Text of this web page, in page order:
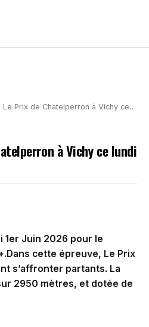
Prix de Chatelperron à Vichy ce lundi 1er Juin 2026.
à Vichy ce lundi
1er Juin 2026 pour le
cette épreuve, Le Prix
s’affronter partants. La
2950 mètres, et dotée de